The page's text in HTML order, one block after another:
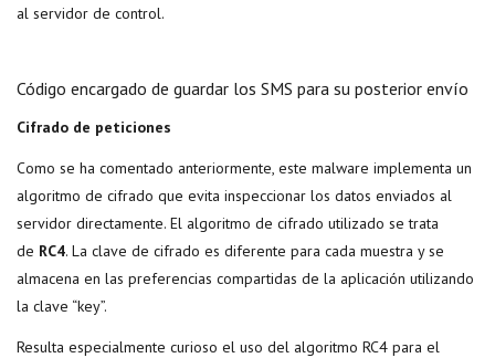
al servidor de control.
Código encargado de guardar los SMS para su posterior envío
Cifrado de peticiones
Como se ha comentado anteriormente, este malware implementa un
algoritmo de cifrado que evita inspeccionar los datos enviados al
servidor directamente. El algoritmo de cifrado utilizado se trata
de RC4. La clave de cifrado es diferente para cada muestra y se
almacena en las preferencias compartidas de la aplicación utilizando
la clave “key”.
Resulta especialmente curioso el uso del algoritmo RC4 para el